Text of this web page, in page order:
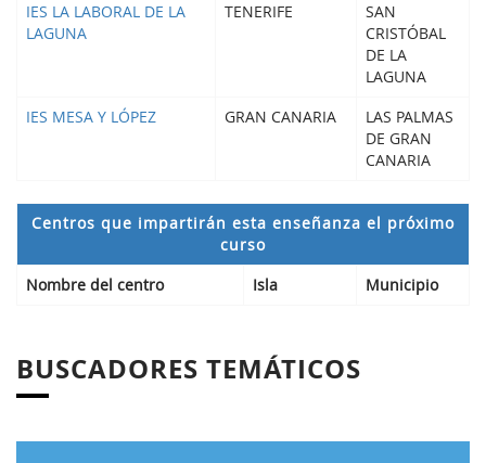
IES LA LABORAL DE LA
LAGUNA
TENERIFE
SAN
CRISTÓBAL
DE LA
LAGUNA
IES MESA Y LÓPEZ
GRAN CANARIA
LAS PALMAS
DE GRAN
CANARIA
Centros que impartirán esta enseñanza el próximo
curso
Nombre del centro
Isla Municipio
BUSCADORES TEMÁTICOS